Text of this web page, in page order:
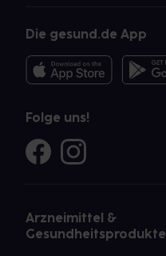
Die gesund.de App
Folge uns!
Arzneimittel &
Gesundheitsprodukte